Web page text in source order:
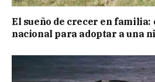
El sueño de crecer en familia:
nacional para adoptar a una